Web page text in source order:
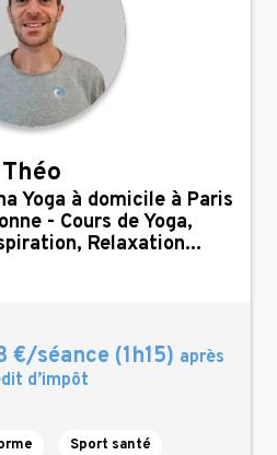
Théo
Yoga à domicile à Paris
- Cours de Yoga,
Relaxation...
€/séance (1h15) après
d’impôt
Sport santé